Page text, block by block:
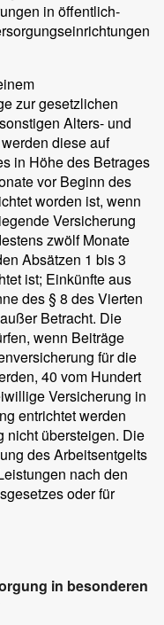
in öffentlich-
zur gesetzlichen
Alters- und
diese auf
in Höhe des Betrages
vor Beginn des
worden ist, wenn
Versicherung
zwölf Monate
Absätzen 1 bis 3
ist; Einkünfte aus
des § 8 des Vierten
Betracht. Die
wenn Beiträge
für die
40 vom Hundert
Versicherung in
entrichtet werden
nicht übersteigen. Die
des Arbeitsentgelts
nach den
oder für
in besonderen